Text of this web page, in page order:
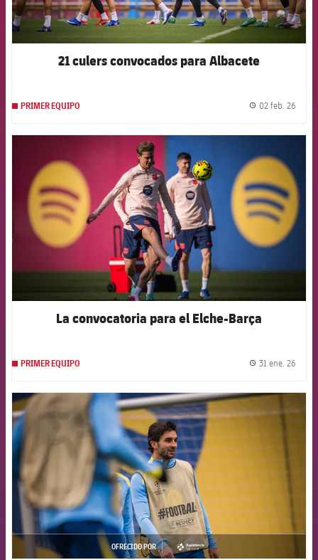
21 culers convocados para Albacete
PRIMER EQUIPO 02 feb. 26
La convocatoria para el Elche-Barça
PRIMER EQUIPO 31 ene. 26
FCB Barcelona badge
OFRECIDO POR
asistencia